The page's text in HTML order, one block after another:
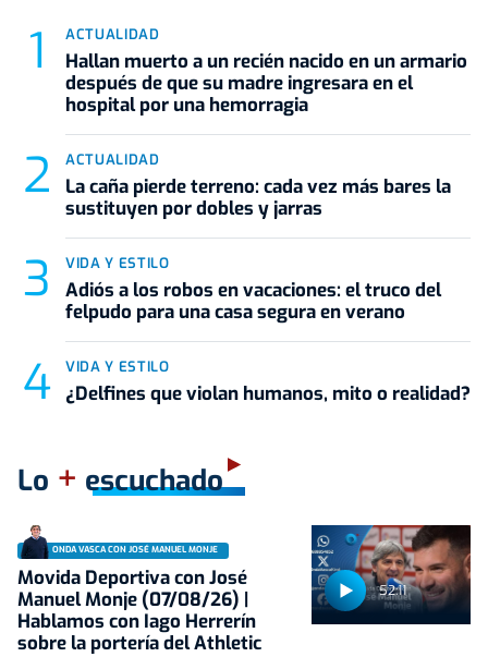
ACTUALIDAD
Hallan muerto a un recién nacido en un armario
después de que su madre ingresara en el
hospital por una hemorragia
ACTUALIDAD
La caña pierde terreno: cada vez más bares la
sustituyen por dobles y jarras
VIDA Y ESTILO
Adiós a los robos en vacaciones: el truco del
felpudo para una casa segura en verano
VIDA Y ESTILO
¿Delfines que violan humanos, mito o realidad?
Lo + escuchado
52:11
ONDA VASCA CON JOSÉ MANUEL MONJE
Movida Deportiva con José
Manuel Monje (07/08/26) |
Hablamos con Iago Herrerín
sobre la portería del Athletic